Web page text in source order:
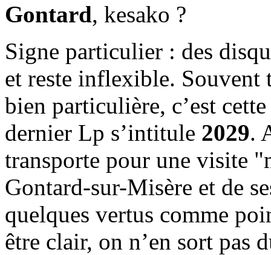
Gontard, kesako ?
Signe particulier : des
et reste inflexible. Souvent
bien particulière, c’est
dernier Lp s’intitule 2029.
transporte pour une visite
Gontard-sur-Misère et de
quelques vertus comme
être clair, on n’en sort pas